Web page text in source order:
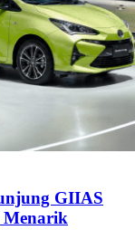
GIIAS
Menarik